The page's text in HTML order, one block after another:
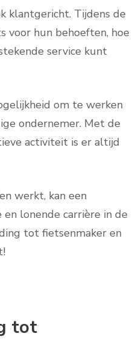
klantgericht. Tijdens de
voor hun behoeften, hoe
service kunt
om te werken
ondernemer. Met de
activiteit is er altijd
werkt, kan een
lonende carrière in de
tot fietsenmaker en
tot